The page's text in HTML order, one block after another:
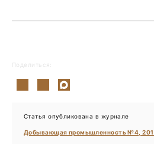
Поделиться:
Статья опубликована в журнале
Добывающая промышленность №4,